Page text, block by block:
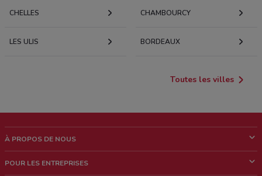
CHELLES CHAMBOURCY
LES ULIS BORDEAUX
Toutes les villes
À PROPOS DE NOUS
POUR LES ENTREPRISES